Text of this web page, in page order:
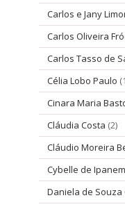
Carlos e Jany
Carlos Oliveira
Carlos Tasso de
Célia Lobo Paulo
Cinara Maria
Cláudia Costa (2)
Cláudio Moreira
Cybelle de
Daniela de Souza